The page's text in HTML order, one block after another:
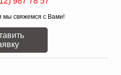
мы свяжемся с Вами!